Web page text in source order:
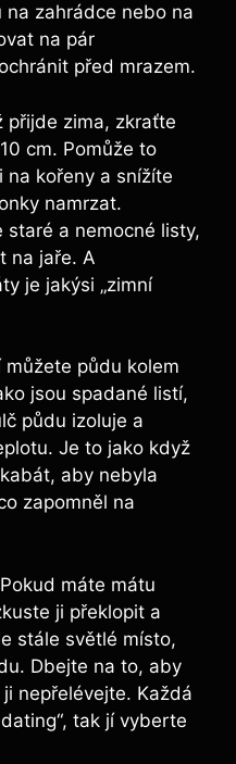
zahrádce nebo na
na pár
před mrazem.
přijde zima, zkraťte
cm. Pomůže to
kořeny a snížíte
namrzat.
a nemocné listy,
na jaře. A
je jakýsi „zimní
můžete půdu kolem
jsou spadané listí,
půdu izoluje a
Je to jako když
aby nebyla
zapomněl na
Pokud máte mátu
ji překlopit a
stále světlé místo,
Dbejte na to, aby
nepřelévejte. Každá
tak jí vyberte